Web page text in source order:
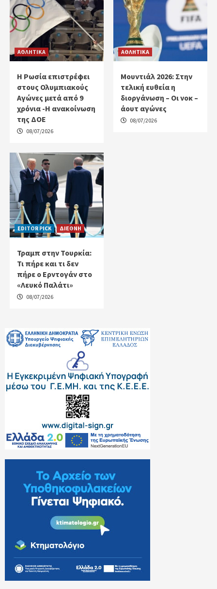
ΑΘΛΗΤΙΚΑ
Η Ρωσία επιστρέφει
στους Ολυμπιακούς
Αγώνες μετά από 9
χρόνια -Η ανακοίνωση
της ΔΟΕ
08/07/2026
ΑΘΛΗΤΙΚΑ
Μουντιάλ 2026: Στην
τελική ευθεία η
διοργάνωση – Οι νοκ –
άουτ αγώνες
08/07/2026
EDITOR PICK ΔΙΕΘΝΗ
Τραμπ στην Τουρκία:
Τι πήρε και τι δεν
πήρε ο Ερντογάν στο
«Λευκό Παλάτι»
08/07/2026